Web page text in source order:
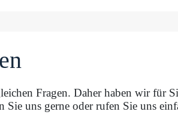
Fragen. Daher haben wir für
Sie uns gerne oder rufen Sie uns